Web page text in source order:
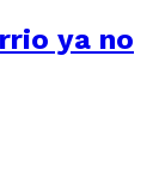
ya no